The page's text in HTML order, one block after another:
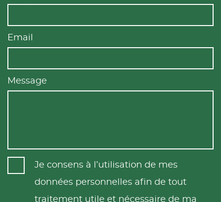
Email
Message
Je consens à l’utilisation de mes
données personnelles afin de tout
traitement utile et nécessaire de ma